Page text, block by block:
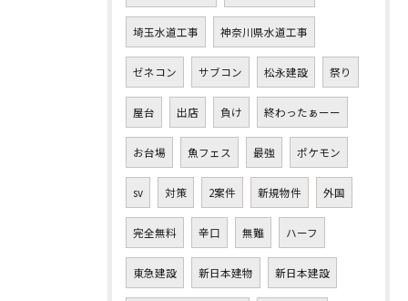
埼玉水道工事 神奈川県水道工事
ゼネコン サブコン 松永建設 祭り
屋台 出店 負け 終わったぁーー
お台場 魚フェス 最強 ポケモン
sv 対策 2案件 新規物件 外国
完全無料 辛口 無難 ハーフ
東急建設 新日本建物 新日本建設